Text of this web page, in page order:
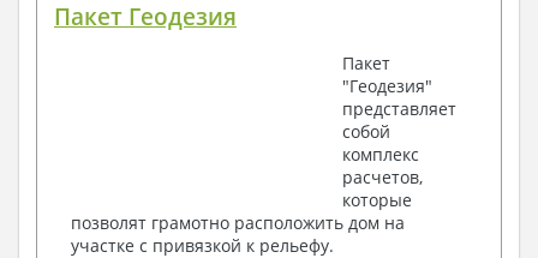
Пакет Геодезия
Пакет
"Геодезия"
представляет
собой
комплекс
расчетов,
которые
позволят грамотно расположить дом на
участке с привязкой к рельефу.